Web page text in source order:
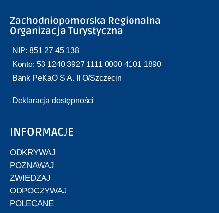
Zachodniopomorska Regionalna
Organizacja Turystyczna
NIP: 851 27 45 138
Konto: 53 1240 3927 1111 0000 4101 1890
Bank PeKaO S.A. II O/Szczecin
Deklaracja dostępności
INFORMACJE
ODKRYWAJ
POZNAWAJ
ZWIEDZAJ
ODPOCZYWAJ
POLECANE